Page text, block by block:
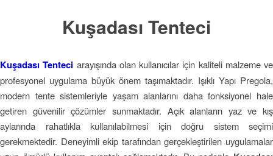
Kuşadası Tenteci
Kuşadası Tenteci arayışında olan kullanıcılar için kaliteli malzeme ve
profesyonel uygulama büyük önem taşımaktadır. Işıklı Yapı Pregola,
modern tente sistemleriyle yaşam alanlarını daha fonksiyonel hale
getiren güvenilir çözümler sunmaktadır. Açık alanların yaz ve kış
aylarında rahatlıkla kullanılabilmesi için doğru sistem seçimi
gerekmektedir. Deneyimli ekip tarafından gerçekleştirilen uygulamalar